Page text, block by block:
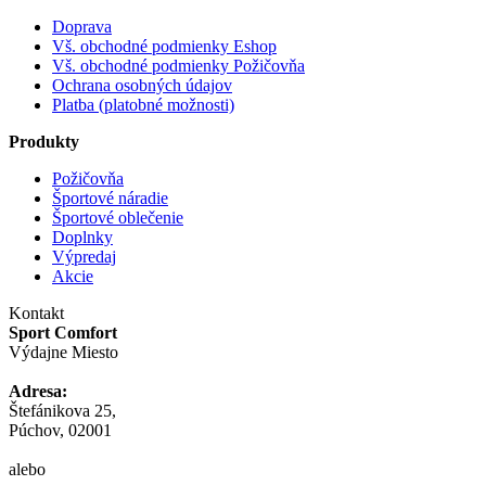
Doprava
Vš. obchodné podmienky Eshop
Vš. obchodné podmienky Požičovňa
Ochrana osobných údajov
Platba (platobné možnosti)
Produkty
Požičovňa
Športové náradie
Športové oblečenie
Doplnky
Výpredaj
Akcie
Kontakt
Sport Comfort
Výdajne Miesto
Adresa:
Štefánikova 25,
Púchov, 02001
alebo